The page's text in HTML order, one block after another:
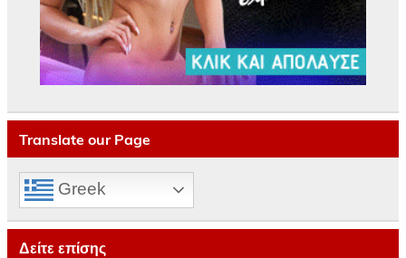
Translate our Page
Greek
Δείτε επίσης